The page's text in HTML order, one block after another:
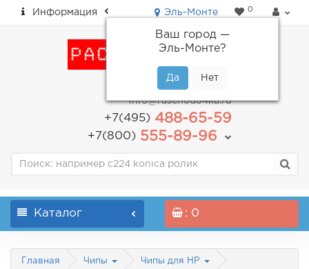
Информация Эль-Монте
Ваш город —
Эль-Монте?
0
пн-пт: с 9.00 до 18.00
info@raschodo4ka.ru
+7(495)488-65-59
+7(800)555-89-96
Каталог : 0
Главная Чипы Чипы для HP